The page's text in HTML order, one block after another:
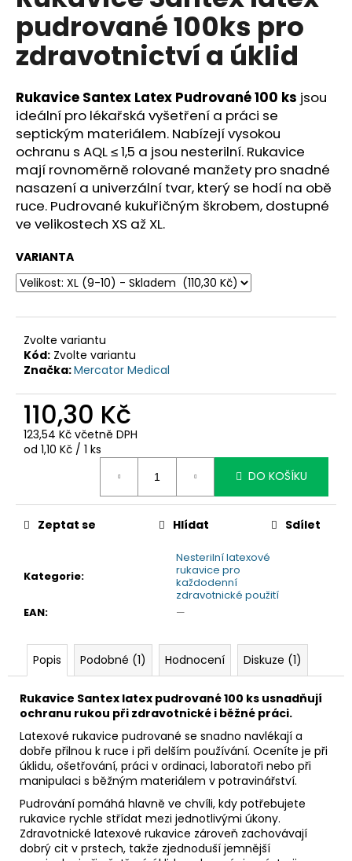
5
hvězdiček.
pudrované 100ks pro
zdravotnictví a úklid
Rukavice Santex Latex Pudrované 100 ks jsou
ideální pro lékařská vyšetření a práci se
septickým materiálem. Nabízejí vysokou
ochranu s AQL ≤ 1,5 a jsou nesterilní. Rukavice
mají rovnoměrně rolované manžety pro snadné
nasazení a univerzální tvar, který se hodí na obě
ruce. Pudrované kukuřičným škrobem, dostupné
ve velikostech XS až XL.
VARIANTA
Zvolte variantu
Kód: Zvolte variantu
Značka:Mercator Medical
110,30 Kč
123,54 Kč včetně DPH
Měrná
od 1,10 Kč / 1 ks
DO KOŠÍKU
Kategorie:
Nesterilní latexové
rukavice pro
každodenní
zdravotnické použití
EAN: —
Zeptat se Hlídat Sdílet
Popis Podobné (1) Hodnocení Diskuze (1)
Rukavice Santex latex pudrované 100 ks usnadňují
ochranu rukou při zdravotnické i běžné práci.
Latexové rukavice pudrované se snadno navlékají a
dobře přilnou k ruce i při delším používání. Oceníte je při
úklidu, ošetřování, práci v ordinaci, laboratoři nebo při
manipulaci s běžným materiálem v potravinářství.
Pudrování pomáhá hlavně ve chvíli, kdy potřebujete
rukavice rychle střídat mezi jednotlivými úkony.
Zdravotnické latexové rukavice zároveň zachovávají
dobrý cit v prstech, takže zjednoduší jemnější
a
j
í
?
HLEDAT
D
o
p
r
u
č
u
j
e
m
e